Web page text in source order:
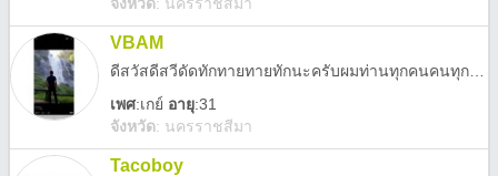
VBAM
เพศ:เกย์ อายุ:31
จังหวัด: นครราชสีมา
Tacoboy